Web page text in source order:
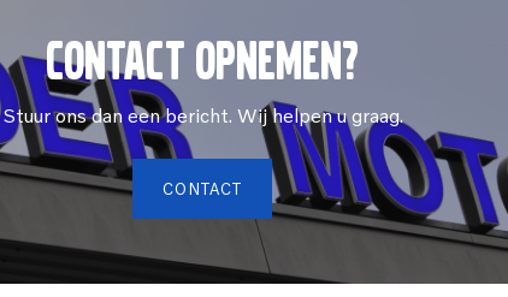
Contact opnemen?
Stuur ons dan een bericht. Wij helpen u graag.
CONTACT